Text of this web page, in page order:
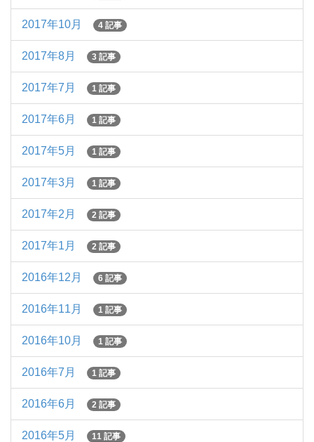
2017年10月 4 記事
2017年8月 3 記事
2017年7月 1 記事
2017年6月 1 記事
2017年5月 1 記事
2017年3月 1 記事
2017年2月 2 記事
2017年1月 2 記事
2016年12月 6 記事
2016年11月 1 記事
2016年10月 1 記事
2016年7月 1 記事
2016年6月 2 記事
2016年5月 11 記事